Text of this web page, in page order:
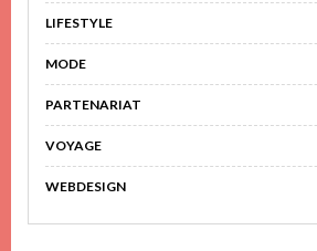
LIFESTYLE
MODE
PARTENARIAT
VOYAGE
WEBDESIGN